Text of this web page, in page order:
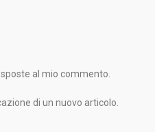
al mio commento.
di un nuovo articolo.